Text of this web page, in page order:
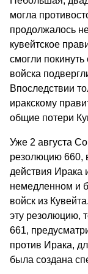
могла
продолжалось
кувейтское
смогли покинуть
войска
Впоследствии
иракскому
общие потери
Уже 2 августа
резолюцию 660,
действия Ирака
немедленном и
войск из
эту резолюцию,
661,
против Ирака,
была создана